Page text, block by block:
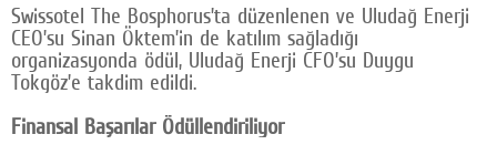
Swissotel The Bosphorus’ta düzenlenen ve Uludağ Enerji
CEO’su Sinan Öktem’in de katılım sağladığı
organizasyonda ödül, Uludağ Enerji CFO’su Duygu
Tokgöz’e takdim edildi.
Finansal Başarılar Ödüllendiriliyor